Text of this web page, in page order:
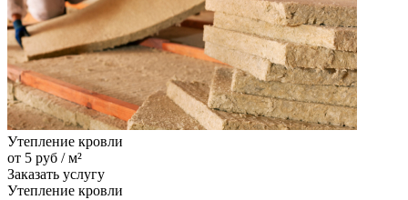
Утепление кровли
от 5 руб / м²
Заказать услугу
Утепление кровли